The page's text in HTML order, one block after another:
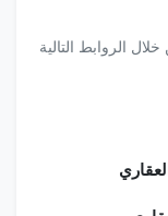
الروابط التالية